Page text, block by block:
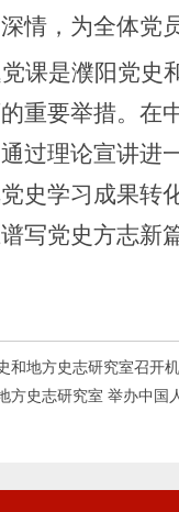
情，为全体党
课是濮阳党史
重要举措。 在
过理论宣讲进
党史学习成果转
谱写党史方志新
和地方史志研究室召开
方史志研究室 举办中国